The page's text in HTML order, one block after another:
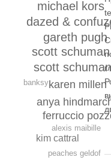
gareth pugh
scott schuman
dazed &
scott
michael kors
karen millen
anya
ferruccio
kim cattral
alexis maibille
peaches geldof
banksy